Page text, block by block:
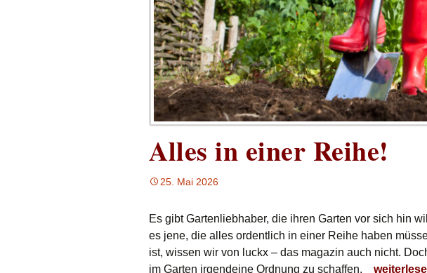
Alles in einer Reihe!
25. Mai 2026
Es gibt Gartenliebhaber, die ihren Garten vor sich hin
es jene, die alles ordentlich in einer Reihe haben
ist, wissen wir von luckx – das magazin auch nicht.
im Garten irgendeine Ordnung zu schaffen.
Alles in